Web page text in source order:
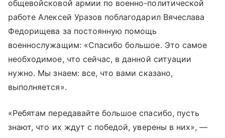
общевойсковой армии по военно-политической
работе Алексей Уразов поблагодарил Вячеслава
Федорищева за постоянную помощь
военнослужащим: «Спасибо большое. Это самое
необходимое, что сейчас, в данной ситуации
нужно. Мы знаем: все, что вами сказано,
выполняется».
«Ребятам передавайте большое спасибо, пусть
знают, что их ждут с победой, уверены в них», —